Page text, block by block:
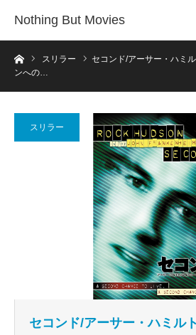
Nothing But Movies
ホームスリラー
セコンド/アーサー・ハミ
ンへの…
スリラー
セコンド/アーサー・ハミル